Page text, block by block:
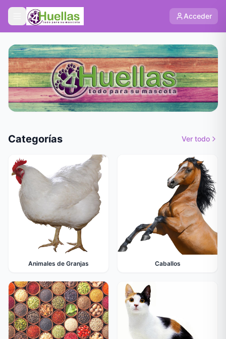
Acceder
Categorías Ver todo
Animales de Granjas Caballos